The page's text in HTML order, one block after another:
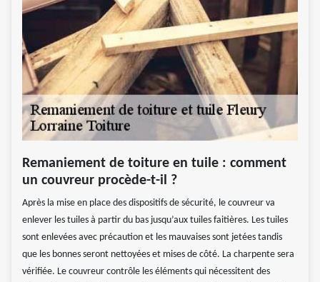
Remaniement de toiture en tuile : comment
un couvreur procède-t-il ?
Après la mise en place des dispositifs de sécurité, le couvreur va
enlever les tuiles à partir du bas jusqu’aux tuiles faitières. Les tuiles
sont enlevées avec précaution et les mauvaises sont jetées tandis
que les bonnes seront nettoyées et mises de côté. La charpente sera
vérifiée. Le couvreur contrôle les éléments qui nécessitent des